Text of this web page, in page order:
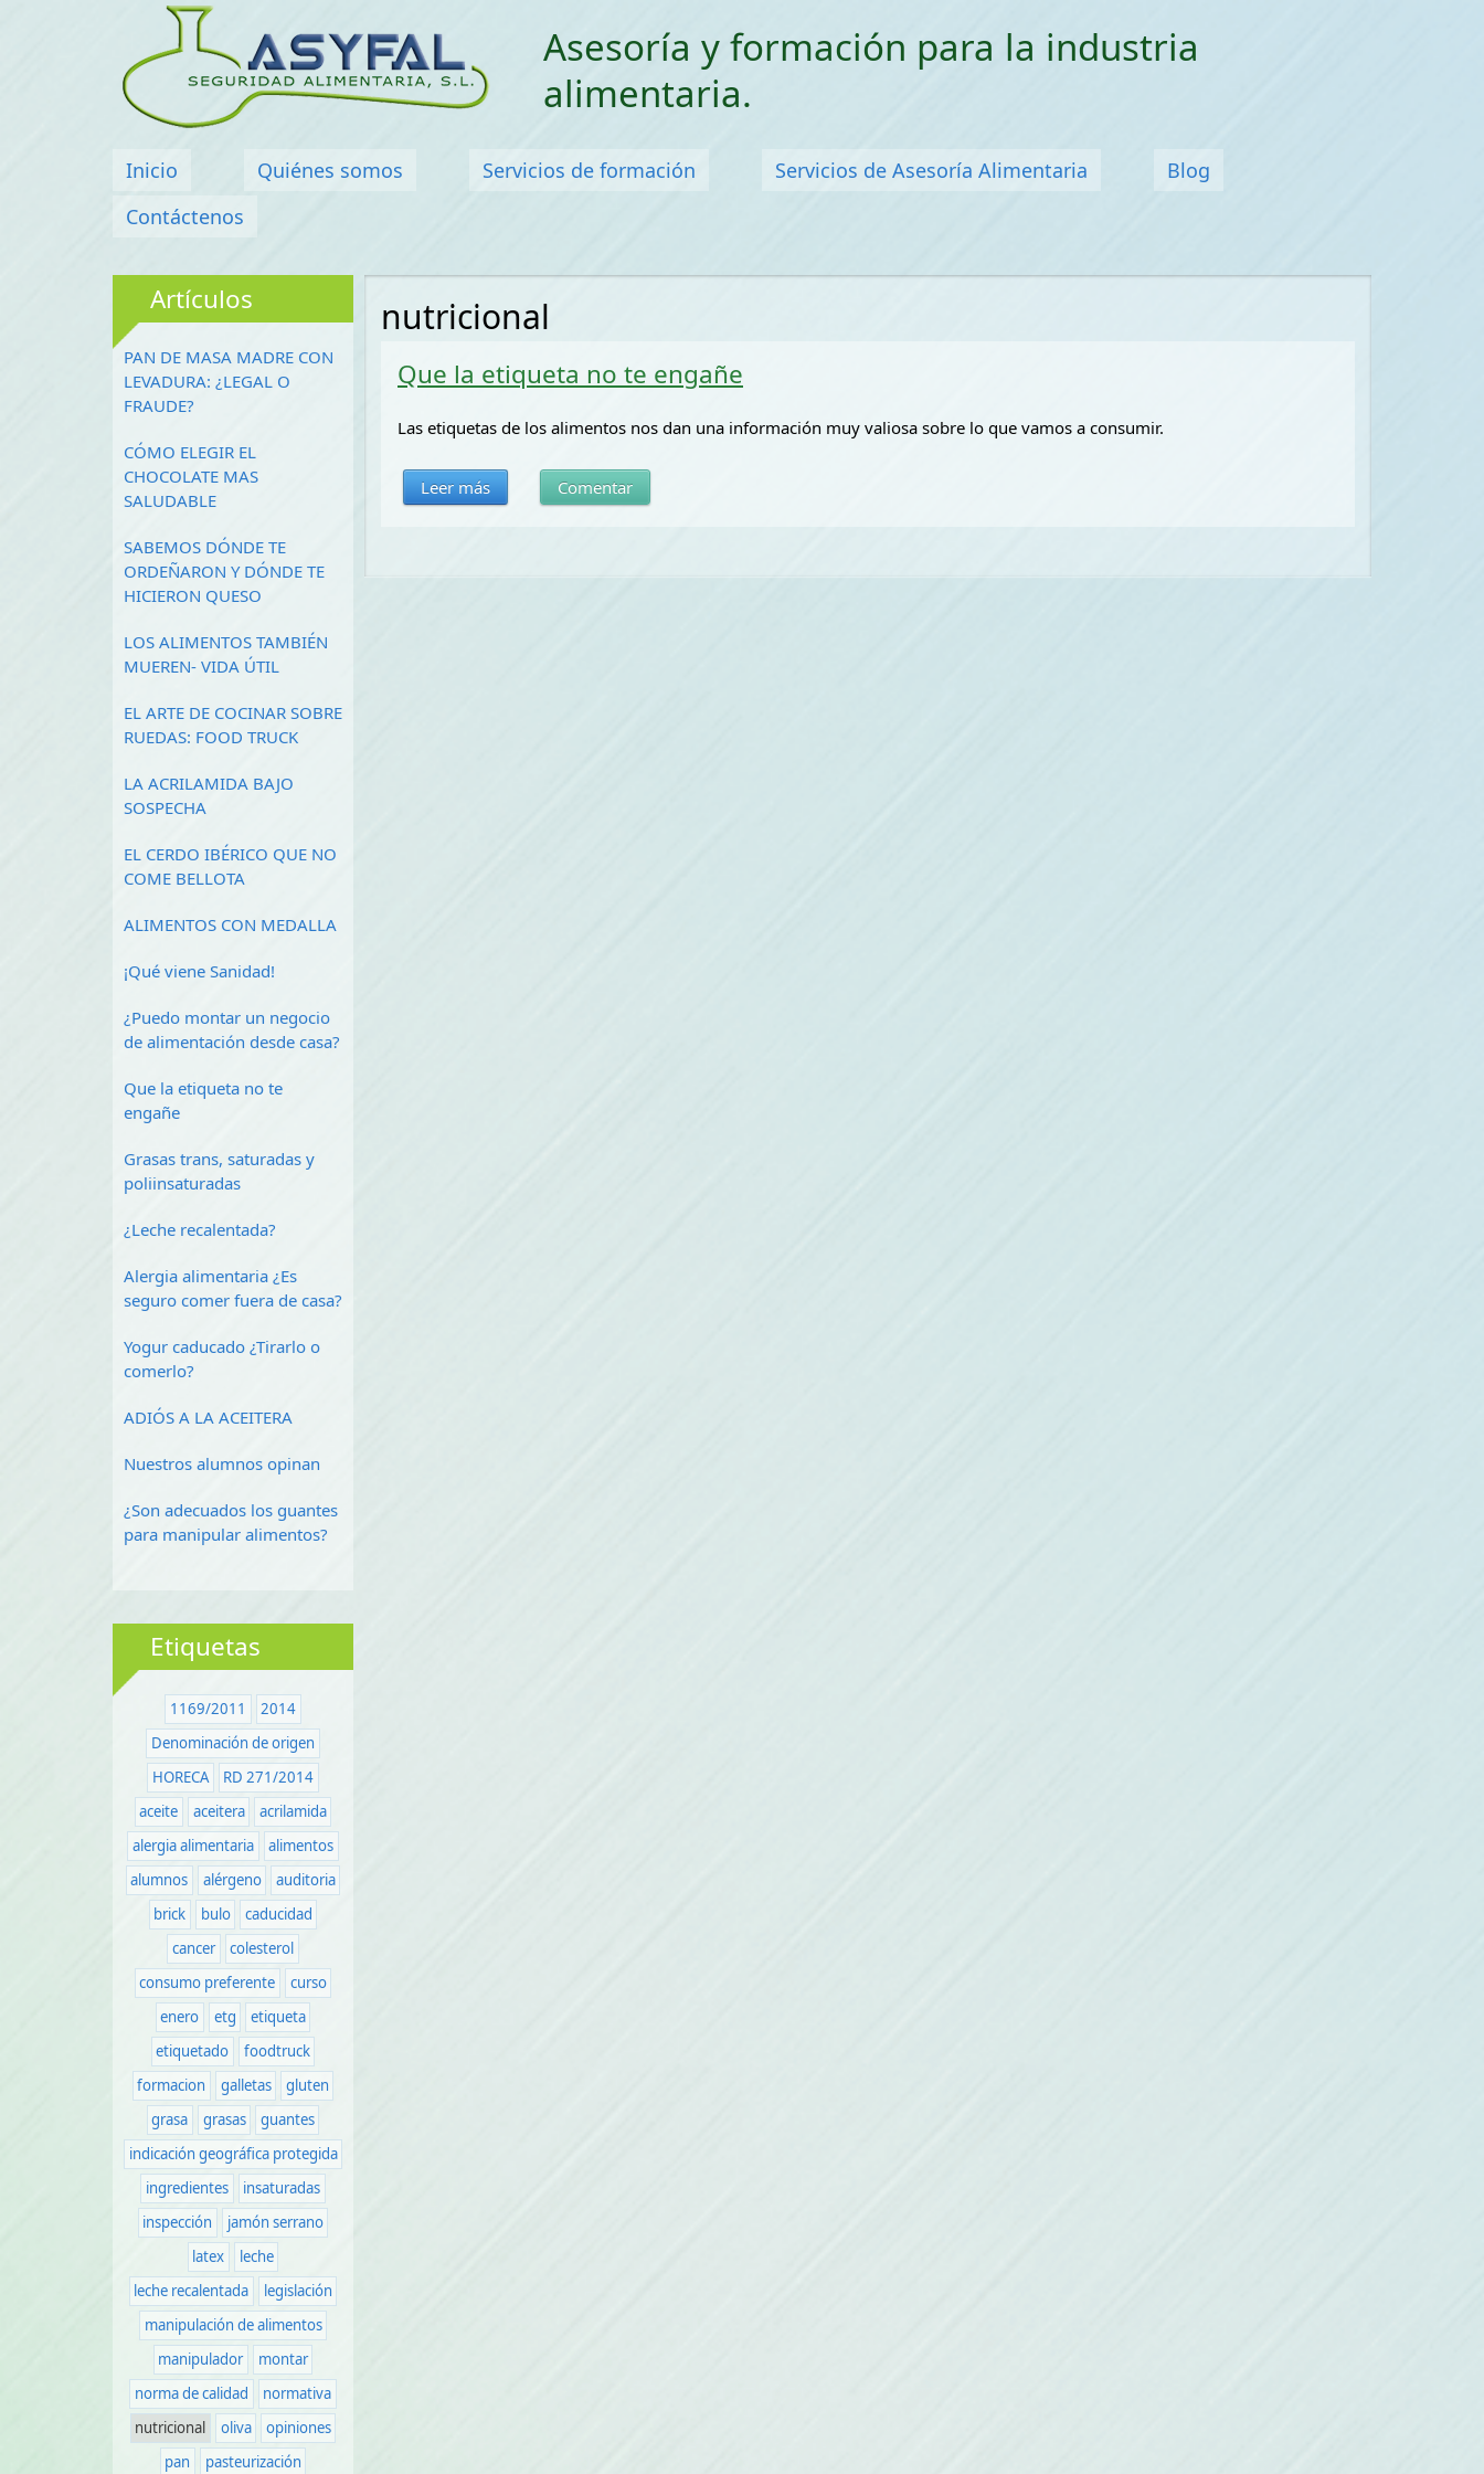
Asesoría y formación para la industria
alimentaria.
Menú principal
Inicio Quiénes somos Servicios de formación Servicios de Asesoría Alimentaria
Blog
Contáctenos
nutricional
Que la etiqueta no te engañe
Las etiquetas de los alimentos nos dan una información muy valiosa sobre lo que vamos a consumir.
Leer más Comentar
Artículos
PAN DE MASA MADRE CON
LEVADURA: ¿LEGAL O
FRAUDE?
CÓMO ELEGIR EL
CHOCOLATE MAS
SALUDABLE
SABEMOS DÓNDE TE
ORDEÑARON Y DÓNDE TE
HICIERON QUESO
LOS ALIMENTOS TAMBIÉN
MUEREN- VIDA ÚTIL
EL ARTE DE COCINAR SOBRE
RUEDAS: FOOD TRUCK
LA ACRILAMIDA BAJO
SOSPECHA
EL CERDO IBÉRICO QUE NO
COME BELLOTA
ALIMENTOS CON MEDALLA
¡Qué viene Sanidad!
¿Puedo montar un negocio
de alimentación desde casa?
Que la etiqueta no te
engañe
Grasas trans, saturadas y
poliinsaturadas
¿Leche recalentada?
Alergia alimentaria ¿Es
seguro comer fuera de casa?
Yogur caducado ¿Tirarlo o
comerlo?
ADIÓS A LA ACEITERA
Nuestros alumnos opinan
¿Son adecuados los guantes
para manipular alimentos?
Etiquetas
1169/2011
2014
Denominación de origen
HORECA
RD 271/2014
aceite
aceitera
acrilamida
alergia alimentaria
alimentos
alumnos
alérgeno
auditoria
brick
bulo
caducidad
cancer
colesterol
consumo preferente
curso
enero
etg
etiqueta
etiquetado
foodtruck
formacion
galletas
gluten
grasa
grasas
guantes
indicación geográfica protegida
ingredientes
insaturadas
inspección
jamón serrano
latex
leche
leche recalentada
legislación
manipulación de alimentos
manipulador
montar
norma de calidad
normativa
nutricional
oliva
opiniones
pan
pasteurización